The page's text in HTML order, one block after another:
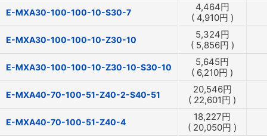
E-MXA30-100-100-10-S30-7 4,464円
( 4,910円 )
E-MXA30-100-100-10-Z30-10 5,324円
( 5,856円 )
E-MXA30-100-100-10-Z30-10-S30-10 5,645円
( 6,210円 )
E-MXA40-70-100-51-Z40-2-S40-51 20,546円
( 22,601円 )
E-MXA40-70-100-51-Z40-4 18,227円
( 20,050円 )